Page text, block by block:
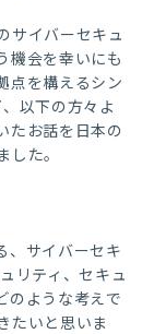
サイバーセキュ
機会を幸いにも
点を構えるシン
以下の方々よ
たお話を日本の
た。
、サイバーセキ
リティ、セキュ
のような考えで
たいと思いま